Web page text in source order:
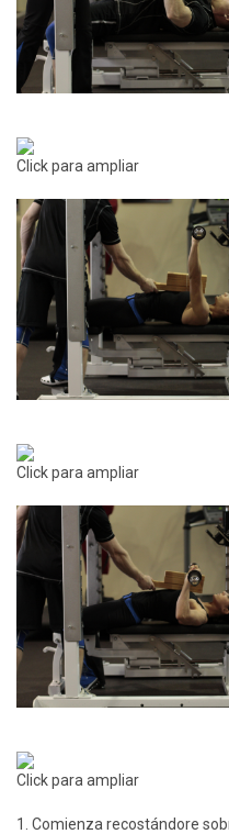
Click para ampliar
Click para ampliar
Click para ampliar
1. Comienza recostándore